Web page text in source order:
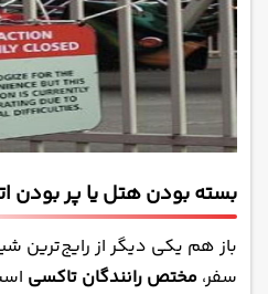
بسته بودن هتل یا پر بودن
باز هم یکی دیگر از رایج‌ترین
سفر، مختص رانندگان تاکسی